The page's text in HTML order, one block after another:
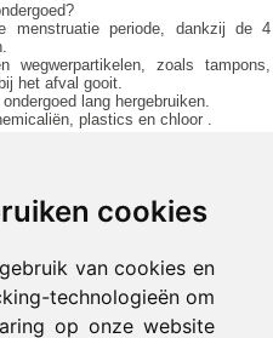
cookies
van cookies en
technologieën om
op onze website
menstruatie periode, dankzij de 4
zoals tampons,
het afval gooit.
lang hergebruiken.
plastics en chloor .
menstruatie volstaat dit ondergoed
is dit ondergoed een uitkomst.
niet zo comfortabel, maar met
zorgen. Cheeky Wipes feeling
het sporten.
nylon en 25% elastaan, de voering
95% katoen en 5% elastaan. Met